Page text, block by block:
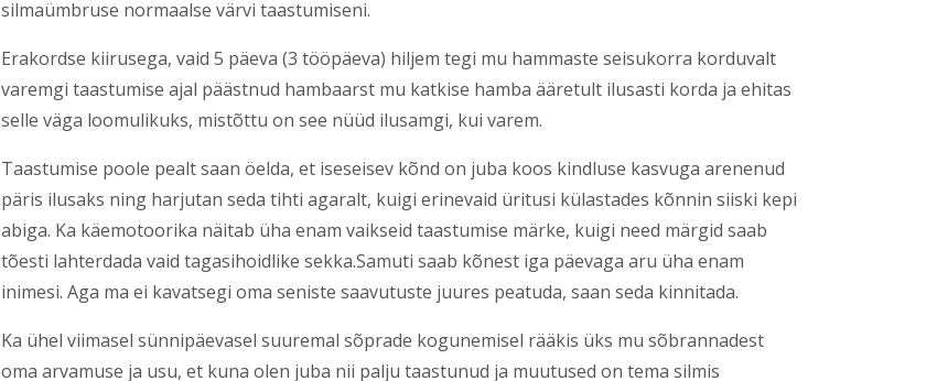
silmaümbruse normaalse värvi taastumiseni.
Erakordse kiirusega, vaid 5 päeva (3 tööpäeva) hiljem tegi mu hammaste seisukorra korduvalt
varemgi taastumise ajal päästnud hambaarst mu katkise hamba ääretult ilusasti korda ja ehitas
selle väga loomulikuks, mistõttu on see nüüd ilusamgi, kui varem.
Taastumise poole pealt saan öelda, et iseseisev kõnd on juba koos kindluse kasvuga arenenud
päris ilusaks ning harjutan seda tihti agaralt, kuigi erinevaid üritusi külastades kõnnin siiski kepi
abiga. Ka käemotoorika näitab üha enam vaikseid taastumise märke, kuigi need märgid saab
tõesti lahterdada vaid tagasihoidlike sekka.Samuti saab kõnest iga päevaga aru üha enam
inimesi. Aga ma ei kavatsegi oma seniste saavutuste juures peatuda, saan seda kinnitada.
Ka ühel viimasel sünnipäevasel suuremal sõprade kogunemisel rääkis üks mu sõbrannadest
oma arvamuse ja usu, et kuna olen juba nii palju taastunud ja muutused on tema silmis